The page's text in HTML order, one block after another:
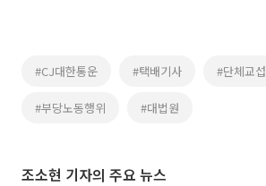
#CJ대한통운 #택배기사 #단체교섭
#부당노동행위 #대법원
조소현 기자의 주요 뉴스